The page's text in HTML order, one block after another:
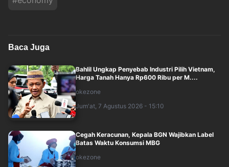
Baca Juga
Bahlil Ungkap Penyebab Industri Pilih Vietnam,
Harga Tanah Hanya Rp600 Ribu per M....
okezone
Jum'at, 7 Agustus 2026 - 15:10
Cegah Keracunan, Kepala BGN Wajibkan Label
Batas Waktu Konsumsi MBG
okezone